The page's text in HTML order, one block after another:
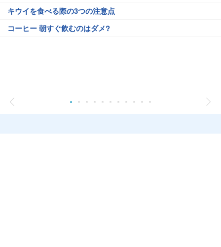
キウイを食べる際の3つの注意点
コーヒー 朝すぐ飲むのはダメ?